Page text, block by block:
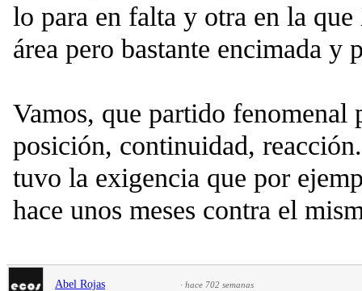
lo para en falta y otra en la
área pero bastante encimada y
Vamos, que partido fenomenal
posición, continuidad,
tuvo la exigencia que por
hace unos meses contra el
Abel Rojas · hace 702 semanas